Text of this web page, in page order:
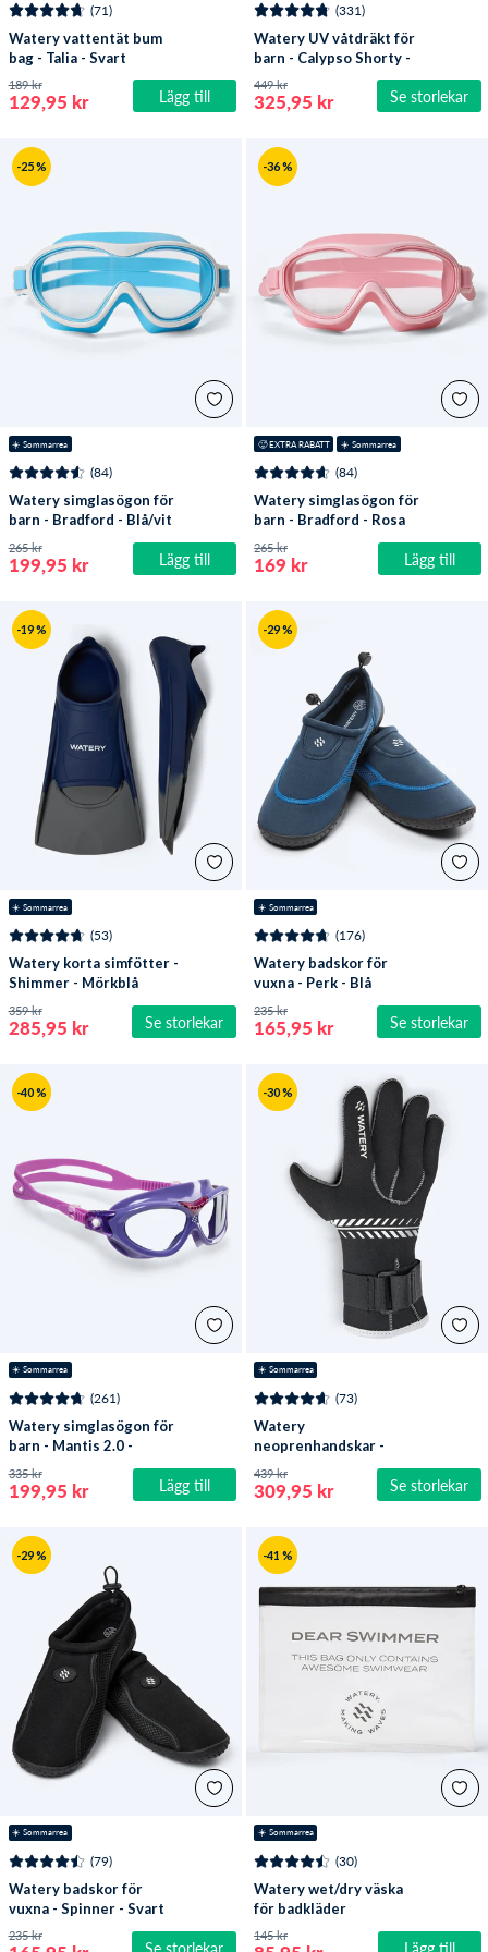
Lägg till
(71)
Watery vattentät bum
bag - Talia - Svart
129,95 kr
189 kr
Se storlekar
(331)
Watery UV våtdräkt för
barn - Calypso Shorty -
Mörkblå
325,95 kr
449 kr
-25 %
☀️ Sommarrea
Lägg till
(84)
Watery simglasögon för
barn - Bradford - Blå/vit
199,95 kr
265 kr
🥵 EXTRA RABATT
-36 %
☀️ Sommarrea
Lägg till
(84)
Watery simglasögon för
barn - Bradford - Rosa
169 kr
265 kr
-19 %
☀️ Sommarrea
Se storlekar
(53)
Watery korta simfötter -
Shimmer - Mörkblå
285,95 kr
359 kr
-29 %
☀️ Sommarrea
Se storlekar
(176)
Watery badskor för
vuxna - Perk - Blå
165,95 kr
235 kr
-40 %
☀️ Sommarrea
Lägg till
(261)
Watery simglasögon för
barn - Mantis 2.0 -
Lila/klar
199,95 kr
335 kr
-30 %
☀️ Sommarrea
Se storlekar
(73)
Watery
neoprenhandskar -
Reptile (3mm) - Svart
309,95 kr
439 kr
-29 %
☀️ Sommarrea
Se storlekar
(79)
Watery badskor för
vuxna - Spinner - Svart
235 kr
-41 %
☀️ Sommarrea
Lägg till
(30)
Watery wet/dry väska
för badkläder
145 kr